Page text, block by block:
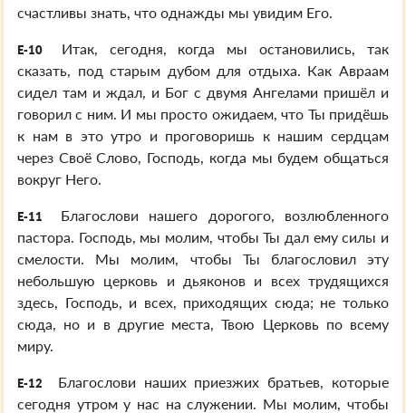
счастливы знать, что однажды мы увидим Его.
E-10
Итак, сегодня, когда мы остановились, так
сказать, под старым дубом для отдыха. Как Авраам
сидел там и ждал, и Бог с двумя Ангелами пришёл и
говорил с ним. И мы просто ожидаем, что Ты придёшь
к нам в это утро и проговоришь к нашим сердцам
через Своё Слово, Господь, когда мы будем общаться
вокруг Него.
E-11
Благослови нашего дорогого, возлюбленного
пастора. Господь, мы молим, чтобы Ты дал ему силы и
смелости. Мы молим, чтобы Ты благословил эту
небольшую церковь и дьяконов и всех трудящихся
здесь, Господь, и всех, приходящих сюда; не только
сюда, но и в другие места, Твою Церковь по всему
миру.
E-12
Благослови наших приезжих братьев, которые
сегодня утром у нас на служении. Мы молим, чтобы